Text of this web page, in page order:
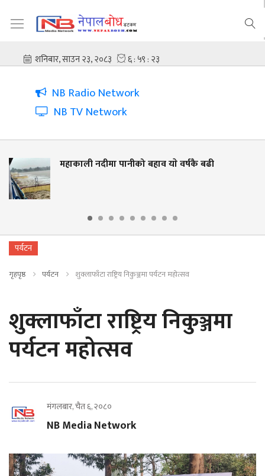
NB Radio Network
NB TV Network
नदीमा पानीको बहाव याे वर्षकै बढी
पर्यटन
गृहपृष्ठ पर्यटन शुक्लाफाँटा राष्ट्रिय निकुञ्जमा पर्यटन महोत्सव
शुक्लाफाँटा राष्ट्रिय निकुञ्जमा
पर्यटन महोत्सव
मंगलबार, चैत ६, २०८०
NB Media Network